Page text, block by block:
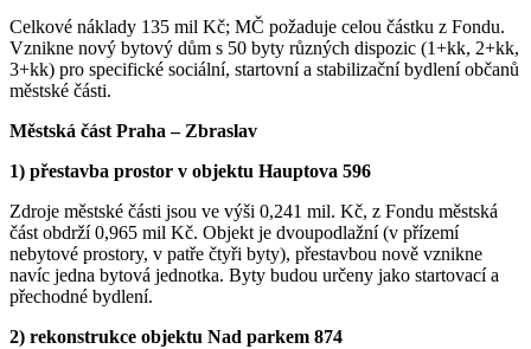
Celkové náklady 135 mil Kč; MČ požaduje celou částku z Fondu.
Vznikne nový bytový dům s 50 byty různých dispozic (1+kk, 2+kk,
3+kk) pro specifické sociální, startovní a stabilizační bydlení občanů
městské části.
Městská část Praha – Zbraslav
1) přestavba prostor v objektu Hauptova 596
Zdroje městské části jsou ve výši 0,241 mil. Kč, z Fondu městská
část obdrží 0,965 mil Kč. Objekt je dvoupodlažní (v přízemí
nebytové prostory, v patře čtyři byty), přestavbou nově vznikne
navíc jedna bytová jednotka. Byty budou určeny jako startovací a
přechodné bydlení.
2) rekonstrukce objektu Nad parkem 874